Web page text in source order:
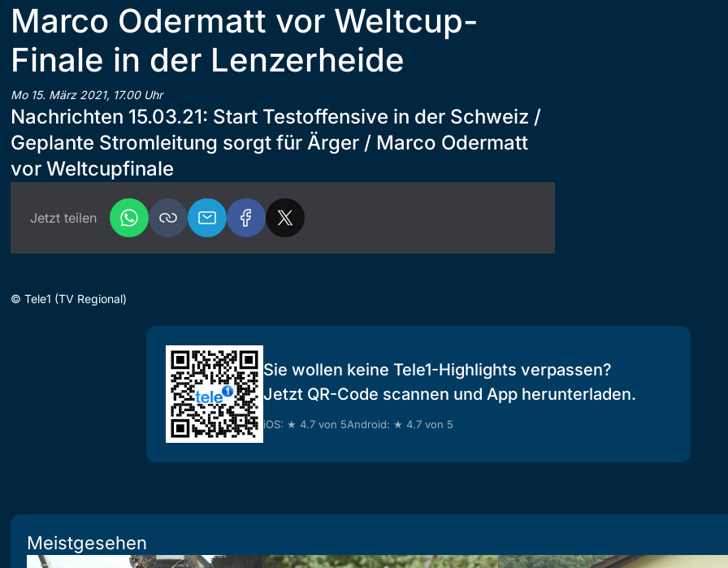
Marco Odermatt vor Weltcup-
Finale in der Lenzerheide
Mo 15. März 2021, 17.00 Uhr
Nachrichten 15.03.21: Start Testoffensive in der Schweiz /
Geplante Stromleitung sorgt für Ärger / Marco Odermatt
vor Weltcupfinale
Jetzt teilen
© Tele1 (TV Regional)
Sie wollen keine Tele1-Highlights verpassen?
Jetzt QR-Code scannen und App herunterladen.
iOS: ★ 4.7 von 5Android: ★ 4.7 von 5
Meistgesehen